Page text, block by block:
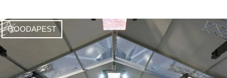
GOODAPEST